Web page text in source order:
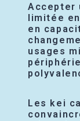
Accepter
limitée
en
usages
Les kei